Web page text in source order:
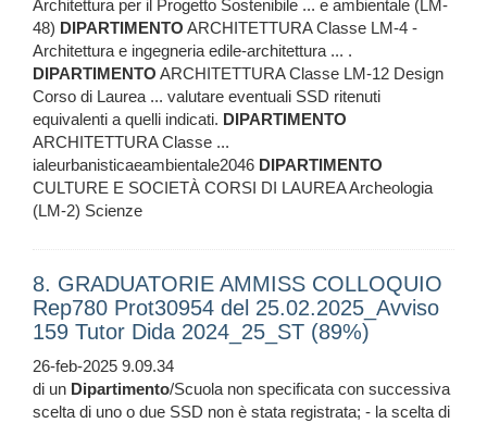
Architettura per il Progetto Sostenibile ... e ambientale (LM-
48) DIPARTIMENTO ARCHITETTURA Classe LM-4 -
Architettura e ingegneria edile-architettura ... .
DIPARTIMENTO ARCHITETTURA Classe LM-12 Design
Corso di Laurea ... valutare eventuali SSD ritenuti
equivalenti a quelli indicati. DIPARTIMENTO
ARCHITETTURA Classe ...
ialeurbanisticaeambientale2046 DIPARTIMENTO
CULTURE E SOCIETÀ CORSI DI LAUREA Archeologia
(LM-2) Scienze
8. GRADUATORIE AMMISS COLLOQUIO
Rep780 Prot30954 del 25.02.2025_Avviso
159 Tutor Dida 2024_25_ST (89%)
26-feb-2025 9.09.34
di un Dipartimento/Scuola non specificata con successiva
scelta di uno o due SSD non è stata registrata; - la scelta di